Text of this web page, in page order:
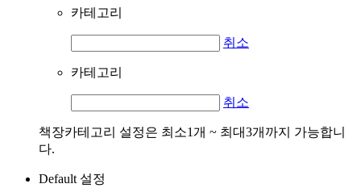
카테고리
취소
카테고리
취소
책장카테고리 설정은 최소1개 ~ 최대3개까지 가능합니
다.
Default 설정